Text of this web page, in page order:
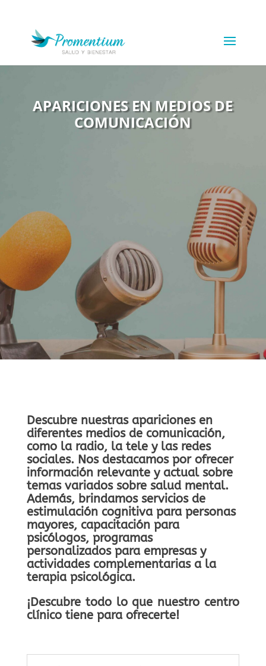
APARICIONES EN MEDIOS DE
COMUNICACIÓN
Descubre nuestras apariciones en
diferentes medios de comunicación,
como la radio, la tele y las redes
sociales. Nos destacamos por ofrecer
información relevante y actual sobre
temas variados sobre salud mental.
Además, brindamos servicios de
estimulación cognitiva para personas
mayores, capacitación para
psicólogos, programas
personalizados para empresas y
actividades complementarias a la
terapia psicológica.
¡Descubre todo lo que nuestro centro
clínico tiene para ofrecerte!